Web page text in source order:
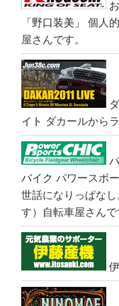
「野口装美」
個人
屋さんです。
イト ダカールから
バイク パワースポ
世話になりっぱな
す）自転車屋さんで